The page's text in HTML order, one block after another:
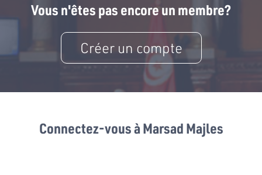
Vous n'êtes pas encore un membre?
Créer un compte
Connectez-vous à Marsad Majles